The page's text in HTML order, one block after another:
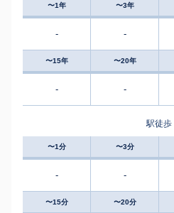
〜1年 〜3年
- -
〜15年 〜20年
- -
駅徒歩
〜1分 〜3分
- -
〜15分 〜20分